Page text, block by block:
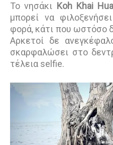
Το νησάκι Koh Khai
μπορεί να
φορά, κάτι που ωστόσο
Αρκετοί δε
σκαρφαλώσει στο
τέλεια selfie.